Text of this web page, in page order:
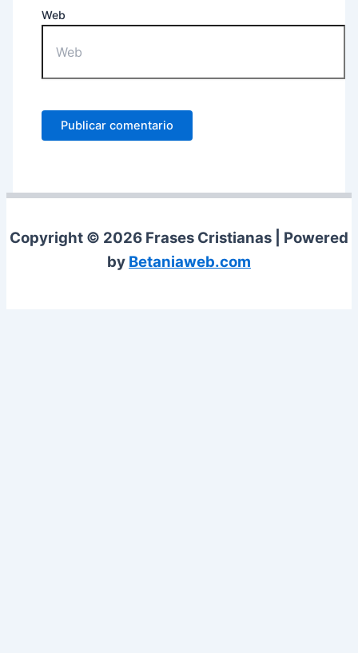
Web
Copyright © 2026 Frases Cristianas | Powered
by Betaniaweb.com